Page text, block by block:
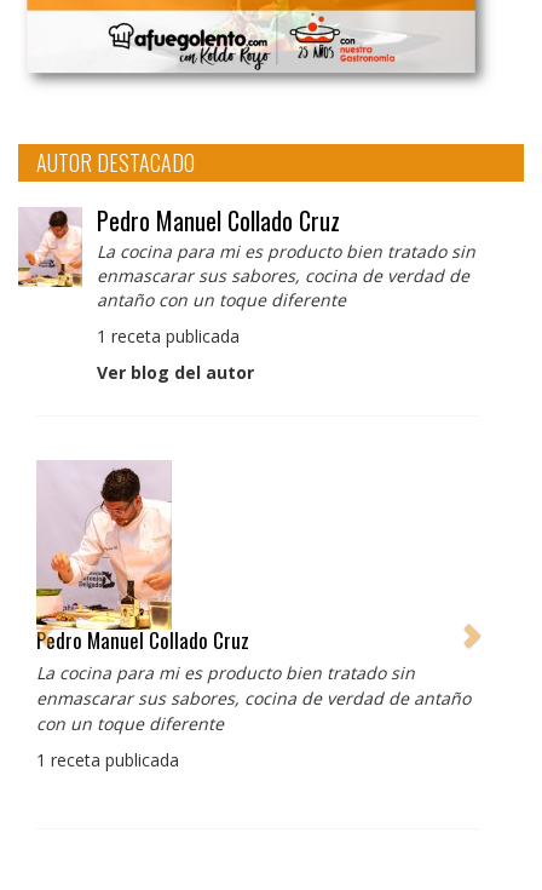
AUTOR DESTACADO
Pedro Manuel Collado Cruz
La cocina para mi es producto bien tratado sin
enmascarar sus sabores, cocina de verdad de
antaño con un toque diferente
1 receta publicada
Ver blog del autor
Pedro Manuel Collado Cruz
La cocina para mi es producto bien tratado sin
enmascarar sus sabores, cocina de verdad de antaño
con un toque diferente
1 receta publicada